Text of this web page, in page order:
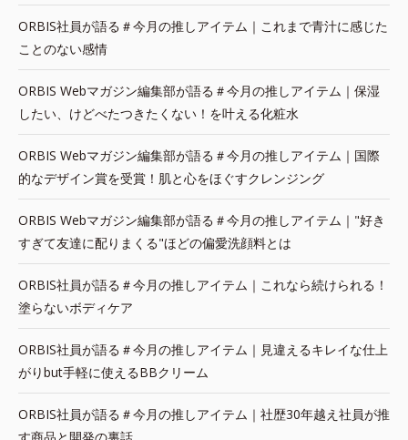
ORBIS社員が語る＃今月の推しアイテム｜これまで青汁に感じた
ことのない感情
ORBIS Webマガジン編集部が語る＃今月の推しアイテム｜保湿
したい、けどべたつきたくない！を叶える化粧水
ORBIS Webマガジン編集部が語る＃今月の推しアイテム｜国際
的なデザイン賞を受賞！肌と心をほぐすクレンジング
ORBIS Webマガジン編集部が語る＃今月の推しアイテム｜"好き
すぎて友達に配りまくる"ほどの偏愛洗顔料とは
ORBIS社員が語る＃今月の推しアイテム｜これなら続けられる！
塗らないボディケア
ORBIS社員が語る＃今月の推しアイテム｜見違えるキレイな仕上
がりbut手軽に使えるBBクリーム
ORBIS社員が語る＃今月の推しアイテム｜社歴30年越え社員が推
す商品と開発の裏話